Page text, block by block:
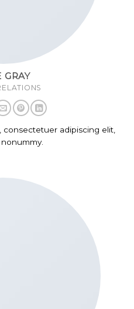
GRAY
consectetuer adipiscing elit,